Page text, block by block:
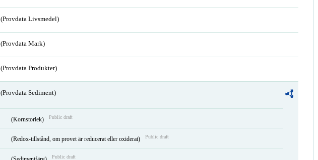
(Provdata Livsmedel)
(Provdata Mark)
(Provdata Produkter)
(Provdata Sediment)
(Kornstorlek) Public draft
(Redox-tillstånd, om provet är reducerat eller oxiderat) Public draft
Public draft